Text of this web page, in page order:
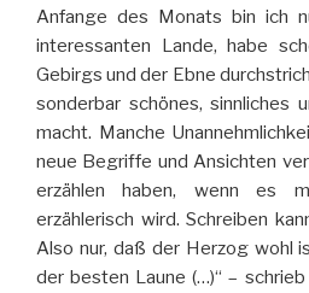
Anfange des Monats bin ich
interessanten Lande, habe
Gebirgs und der Ebne
sonderbar schönes, sinnliches
macht. Manche
neue Begriffe und Ansichten
erzählen haben, wenn es
erzählerisch wird. Schreiben
Also nur, daß der Herzog wohl
der besten Laune (…)“ –